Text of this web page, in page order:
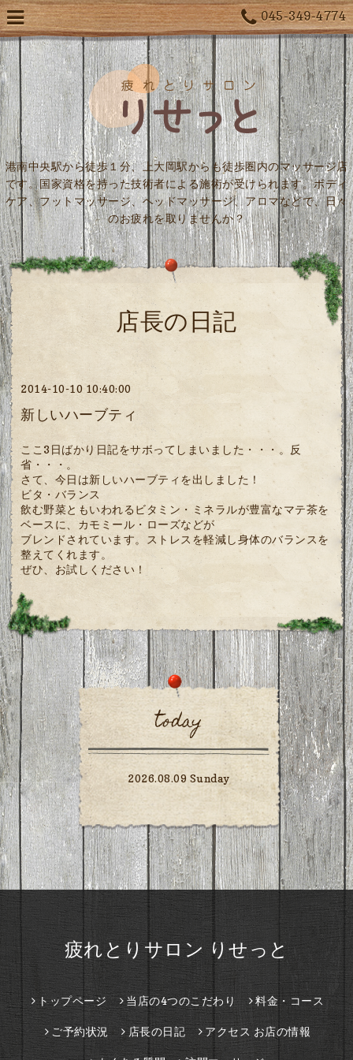
045-349-4774
港南中央駅から徒歩１分、上大岡駅からも徒歩圏内のマッサージ店
です。国家資格を持った技術者による施術が受けられます。ボディ
ケア、フットマッサージ、ヘッドマッサージ、アロマなどで、日々
のお疲れを取りませんか？
店長の日記
2014-10-10 10:40:00
新しいハーブティ
ここ3日ばかり日記をサボってしまいました・・・。反
省・・・。
さて、今日は新しいハーブティを出しました！
ビタ・バランス
飲む野菜ともいわれるビタミン・ミネラルが豊富なマテ茶を
ベースに、カモミール・ローズなどが
ブレンドされています。ストレスを軽減し身体のバランスを
整えてくれます。
ぜひ、お試しください！
today
2026.08.09 Sunday
疲れとりサロン りせっと
トップページ 当店の4つのこだわり 料金・コース
ご予約状況 店長の日記 アクセス お店の情報